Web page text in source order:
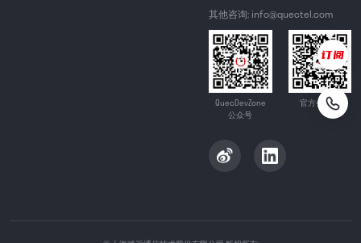
其他咨询: info@quectel.com
QuecDevZone
公众号
官方公众号